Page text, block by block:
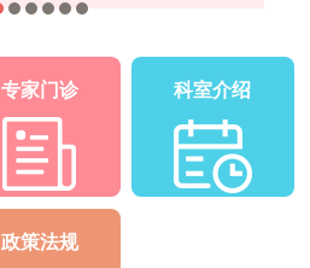
专家门诊 科室介绍
政策法规